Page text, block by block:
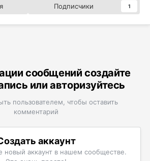
Подписчики 1
сообщений создайте
или авторизуйтесь
пользователем, чтобы оставить
комментарий
аккаунт
новый аккаунт в нашем сообществе.